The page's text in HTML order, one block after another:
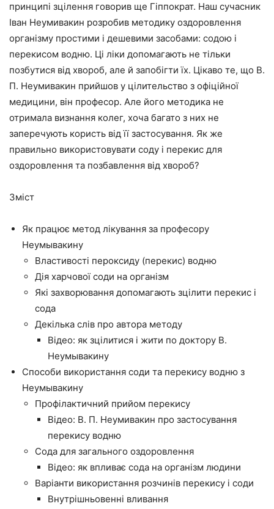
принципі зцілення говорив ще Гіппократ. Наш сучасник
Іван Неумивакин розробив методику оздоровлення
організму простими і дешевими засобами: содою і
перекисом водню. Ці ліки допомагають не тільки
позбутися від хвороб, але й запобігти їх. Цікаво те, що В.
П. Неумивакин прийшов у цілительство з офіційної
медицини, він професор. Але його методика не
отримала визнання колег, хоча багато з них не
заперечують користь від її застосування. Як же
правильно використовувати соду і перекис для
оздоровлення та позбавлення від хвороб?
Зміст
Як працює метод лікування за професору
Неумывакину
Властивості пероксиду (перекис) водню
Дія харчової соди на організм
Які захворювання допомагають зцілити перекис і
сода
Декілька слів про автора методу
Відео: як зцілитися і жити по доктору В.
Неумывакину
Способи використання соди та перекису водню з
Неумывакину
Профілактичний прийом перекису
Відео: В. П. Неумивакин про застосування
перекису водню
Сода для загального оздоровлення
Відео: як впливає сода на організм людини
Варіанти використання розчинів перекису і соди
Внутрішньовенні вливання